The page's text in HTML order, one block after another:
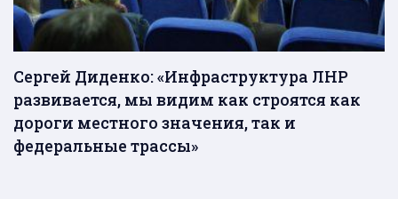
Сергей Диденко: «Инфраструктура ЛНР
развивается, мы видим как строятся как
дороги местного значения, так и
федеральные трассы»